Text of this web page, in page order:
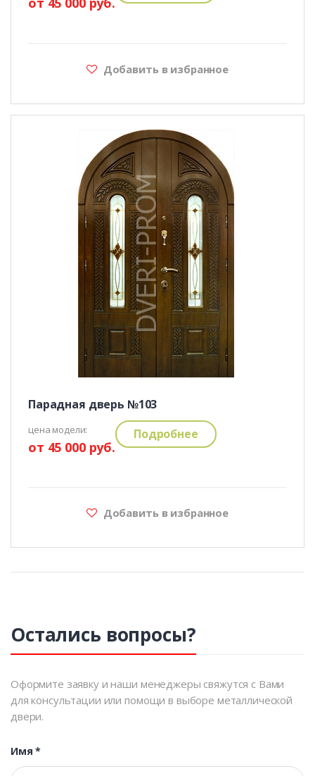
Добавить в избранное
Парадная дверь №103
цена модели:
от 45 000 руб.
Подробнее
Добавить в избранное
Остались вопросы?
Оформите заявку и наши менеджеры свяжутся с Вами
для консультации или помощи в выборе металлической
двери.
Имя*